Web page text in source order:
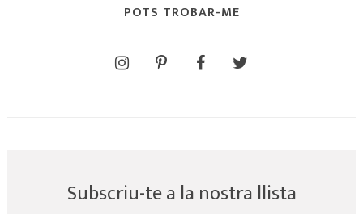
POTS TROBAR-ME
Subscriu-te a la nostra llista